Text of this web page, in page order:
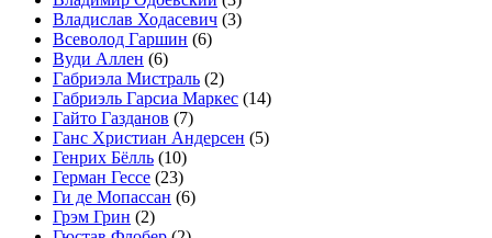
Владислав Ходасевич (3)
Всеволод Гаршин (6)
Вуди Аллен (6)
Габриэла Мистраль (2)
Габриэль Гарсиа Маркес (14)
Гайто Газданов (7)
Ганс Христиан Андерсен (5)
Генрих Бёлль (10)
Герман Гессе (23)
Ги де Мопассан (6)
Грэм Грин (2)